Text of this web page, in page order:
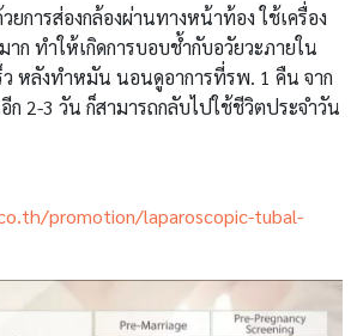
การส่องกล้องผ่านทางหน้าท้อง ใช้เครื่อง
ก ทำให้เกิดการบอบช้ำกับอวัยวะภายใน
หลังทำหมัน นอนดูอาการที่รพ. 1 คืน จาก
2-3 วัน ก็สามารถกลับไปใช้ชีวิตประจำวัน
promotion/laparoscopic-tubal-